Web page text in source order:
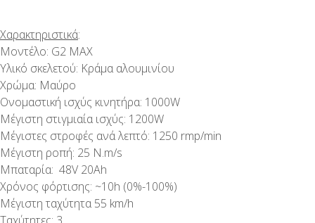
Χαρακτηριστικά:
Μοντέλο: G2 MAX
Υλικό σκελετού: Κράμα αλουμινίου
Χρώμα: Μαύρο
Ονομαστική ισχύς κινητήρα: 1000W
Μέγιστη στιγμιαία ισχύς: 1200W
Μέγιστες στροφές ανά λεπτό: 1250 rmp/min
Μέγιστη ροπή: 25 N.m/s
Μπαταρία: 48V 20Ah
Χρόνος φόρτισης: ~10h (0%-100%)
Μέγιστη ταχύτητα 55 km/h